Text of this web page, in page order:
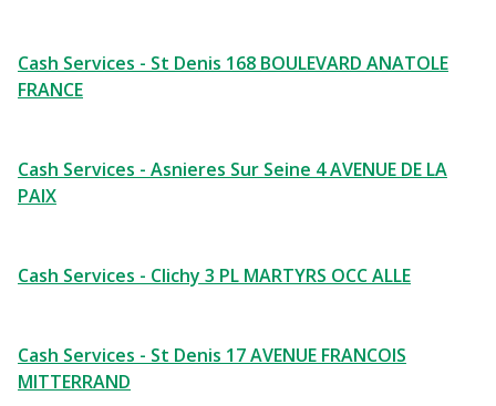
Cash Services - St Denis 168 BOULEVARD ANATOLE
FRANCE
Cash Services - Asnieres Sur Seine 4 AVENUE DE LA
PAIX
Cash Services - Clichy 3 PL MARTYRS OCC ALLE
Cash Services - St Denis 17 AVENUE FRANCOIS
MITTERRAND